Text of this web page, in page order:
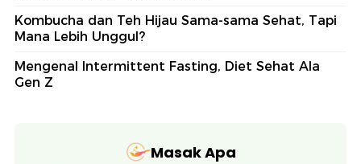
Kombucha dan Teh Hijau Sama-sama Sehat, Tapi
Mana Lebih Unggul?
Mengenal Intermittent Fasting, Diet Sehat Ala
Gen Z
Masak Apa